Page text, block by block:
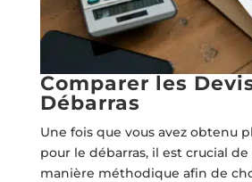
Comparer les
Débarras
Une fois que vous avez obtenu
pour le débarras, il est crucial
manière méthodique afin de